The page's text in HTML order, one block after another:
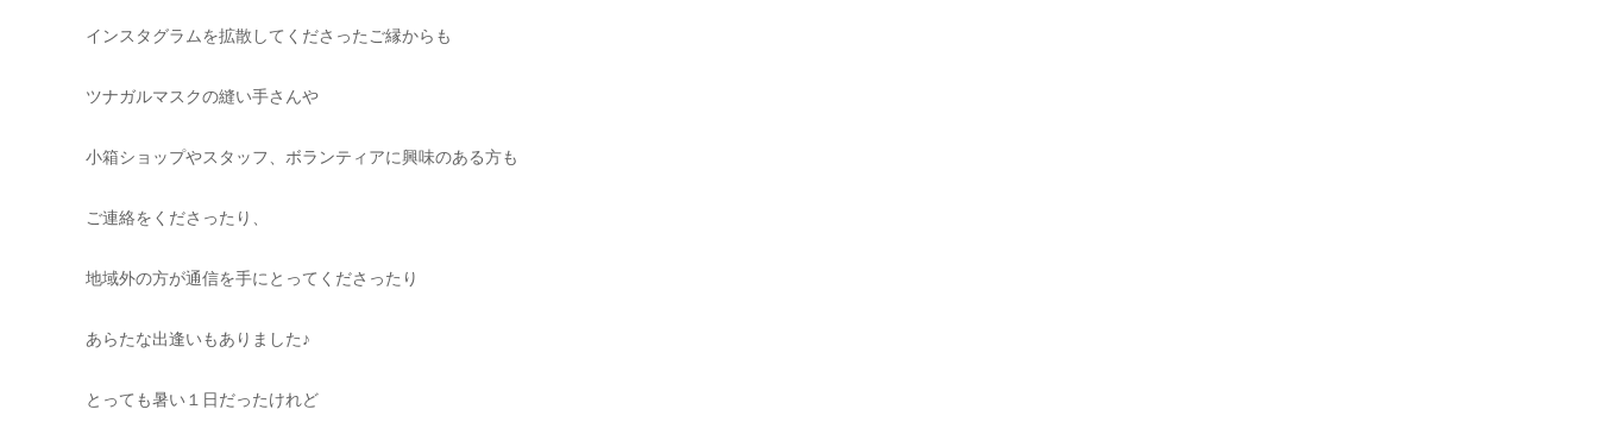
インスタグラムを拡散してくださったご縁からも
ツナガルマスクの縫い手さんや
小箱ショップやスタッフ、ボランティアに興味のある方も
ご連絡をくださったり、
地域外の方が通信を手にとってくださったり
あらたな出逢いもありました♪
とっても暑い１日だったけれど